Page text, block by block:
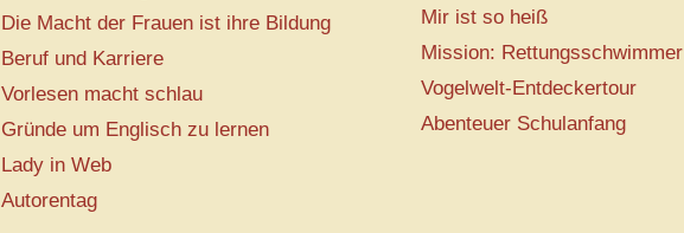
Die Macht der Frauen ist ihre Bildung
Beruf und Karriere
Vorlesen macht schlau
Gründe um Englisch zu lernen
Lady in Web
Autorentag
Mir ist so heiß
Mission: Rettungsschwimmer
Vogelwelt-Entdeckertour
Abenteuer Schulanfang